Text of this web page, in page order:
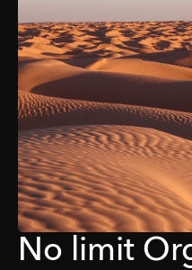
No limit